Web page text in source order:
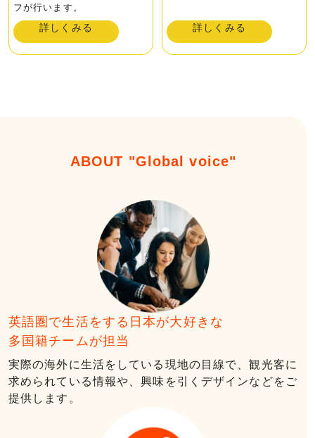
フが⾏います。
詳しくみる 詳しくみる
ABOUT "Global voice"
英語圏で⽣活をする⽇本が⼤好きな
多国籍チームが担当
実際の海外に⽣活をしている現地の⽬線で、観光客に
求められている情報や、興味を引くデザインなどをご
提供します。